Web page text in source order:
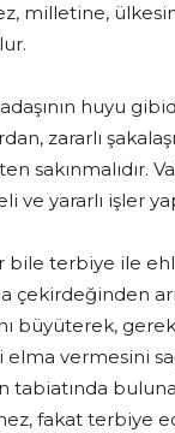
milletine,
huyu
zararlı
sakınmalıdır.
yararlı işler
bile terbiye ile
çekirdeğinden
büyüterek,
vermesini
tabiatında
fakat terbiye